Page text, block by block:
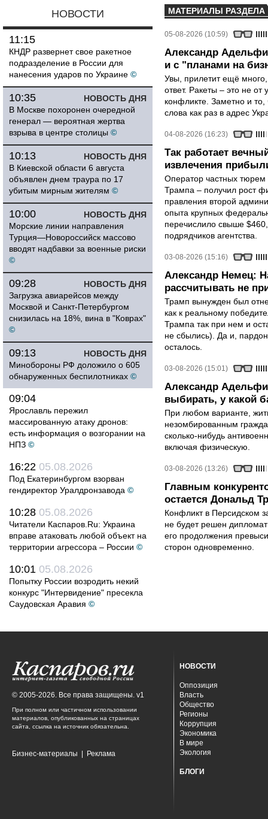
НОВОСТИ
11:15
КНДР развернет свое ракетное
подразделение в России для
нанесения ударов по Украине ©
НОВОСТЬ ДНЯ
10:35
В Москве похоронен очередной
генерал — вероятная жертва
взрыва в центре столицы ©
НОВОСТЬ ДНЯ
10:13
В Киевской области 6 августа
объявлен днем траура по 17
убитым мирным жителям ©
НОВОСТЬ ДНЯ
10:00
Морские линии направления
Турция—Новороссийск массово
вводят надбавки за военные риски
©
НОВОСТЬ ДНЯ
09:28
Загрузка авиарейсов между
Москвой и Санкт-Петербургом
снизилась на 18%, вина в "Коврах"
©
НОВОСТЬ ДНЯ
09:13
Минобороны РФ доложило о 605
обнаруженных беспилотниках ©
09:04
Ярославль пережил
массированную атаку дронов:
есть информация о возгорании на
НПЗ ©
16:22 05.08.2026
Под Екатеринбургом взорван
гендиректор Уралдронзавода ©
10:28 05.08.2026
Читатели Каспаров.Ru: Украина
вправе атаковать любой объект на
территории агрессора – России ©
10:01 05.08.2026
Попытку России возродить некий
конкурс "Интервидение" пресекла
Саудовская Аравия ©
МАТЕРИАЛЫ РАЗДЕЛА
05-08-2026 (10:59)
Александр
и с "планами на
Увы, прилетит ещё
ответ. Ракеты – это не от
конфликте. Заметно и
слова как раз в адрес
04-08-2026 (16:23)
Так работает
извлечения
Оператор частных тюрем
Трампа – получил рост
правления второй
опыта крупных
перечислило свыше
подрядчиков агентства.
03-08-2026 (15:16)
Александр Немец:
рассчитывать не
Трамп вынужден был
как к реальному
Трампа так при нем и
не сбылись). Да и,
осталось.
03-08-2026 (15:01)
Александр
выбирать, у какой
При любом варианте,
незомбированным
сколько-нибудь
включая физическую.
03-08-2026 (13:26)
Главным
остается Дональд
Конфликт в Персидском
не будет решен
его продолжения
сторон одновременно.
© 2005-2026. Все права защищены. v1
При полном или частичном использовании
материалов, опубликованных на страницах
сайта, ссылка на источник обязательна.
Бизнес-материалы Реклама
НОВОСТИ
Оппозиция
Власть
Общество
Регионы
Коррупция
Экономика
В мире
Экология
БЛОГИ